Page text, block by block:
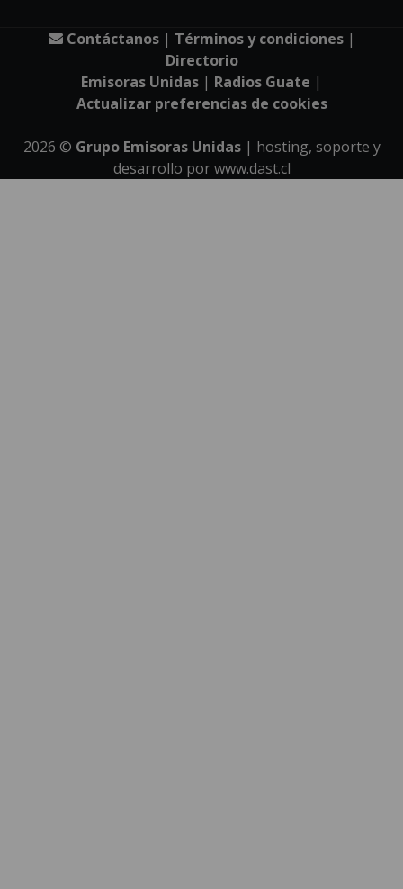
Contáctanos| Términos y condiciones|
Directorio
Emisoras Unidas | Radios Guate |
Actualizar preferencias de cookies
2026 © Grupo Emisoras Unidas| hosting, soporte y
desarrollo porwww.dast.cl